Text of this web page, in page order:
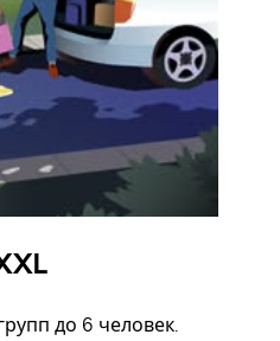
до 6 человек.